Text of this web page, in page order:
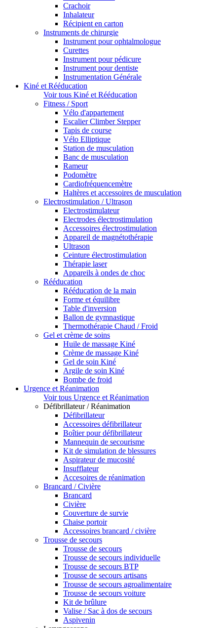
Crachoir
Inhalateur
Récipient en carton
Instruments de chirurgie
Instrument pour ophtalmologue
Curettes
Instrument pour pédicure
Instrument pour dentiste
Instrumentation Générale
Kiné et Rééducation
Voir tous Kiné et Rééducation
Fitness / Sport
Vélo d'appartement
Escalier Climber Stepper
Tapis de course
Vélo Elliptique
Station de musculation
Banc de musculation
Rameur
Podomètre
Cardiofréquencemètre
Haltères et accessoires de musculation
Electrostimulation / Ultrason
Electrostimulateur
Electrodes électrostimulation
Accessoires électrostimulation
Appareil de magnétothérapie
Ultrason
Ceinture électrostimulation
Thérapie laser
Appareils à ondes de choc
Rééducation
Rééducation de la main
Forme et équilibre
Table d'inversion
Ballon de gymnastique
Thermothérapie Chaud / Froid
Gel et crème de soins
Huile de massage Kiné
Crème de massage Kiné
Gel de soin Kiné
Argile de soin Kiné
Bombe de froid
Urgence et Réanimation
Voir tous Urgence et Réanimation
Défibrillateur / Réanimation
Défibrillateur
Accessoires défibrillateur
Boîtier pour défibrillateur
Mannequin de secourisme
Kit de simulation de blessures
Aspirateur de mucosité
Insufflateur
Accesoires de réanimation
Brancard / Civière
Brancard
Civière
Couverture de survie
Chaise portoir
Accessoires brancard / civière
Trousse de secours
Trousse de secours
Trousse de secours individuelle
Trousse de secours BTP
Trousse de secours artisans
Trousse de secours agroalimentaire
Trousse de secours voiture
Kit de brûlure
Valise / Sac à dos de secours
Aspivenin